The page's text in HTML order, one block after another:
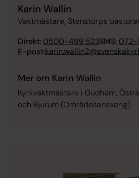
Karin Wallin
Vaktmästare, Stenstorps
Direkt: 0500-499 523SMS: 072-
E-post:
Mer om Karin Wallin
Kyrkvaktmästare i Gudhem,
och Bjurum (Områdesansvarig)